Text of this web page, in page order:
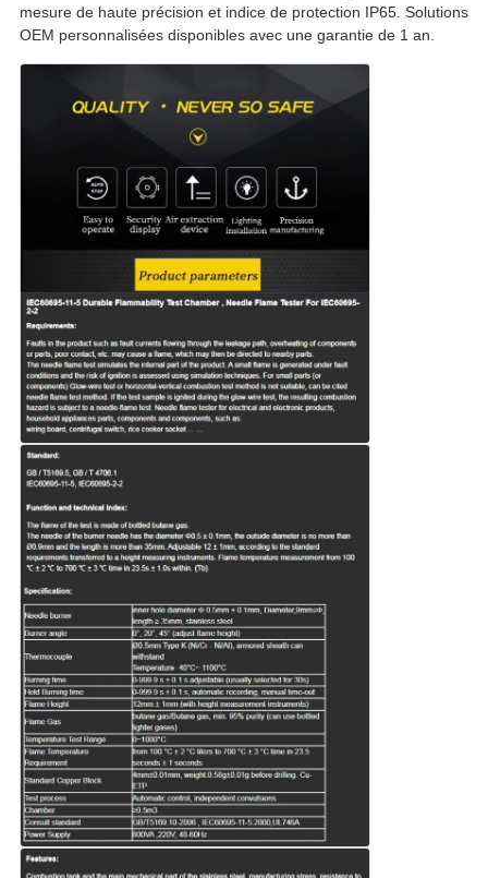
mesure de haute précision et indice de protection IP65. Solutions
OEM personnalisées disponibles avec une garantie de 1 an.